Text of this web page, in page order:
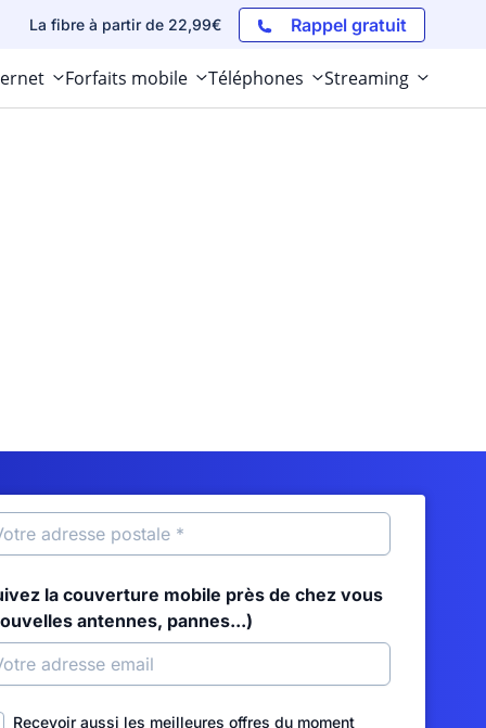
La fibre à partir de 22,99€ Rappel gratuit
Forfaits mobile Téléphones Streaming
la couverture mobile près de chez vous
antennes, pannes...)
Recevoir aussi les meilleures offres du moment